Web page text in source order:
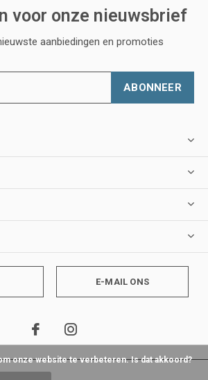
voor onze nieuwsbrief
aanbiedingen en promoties
ABONNEER
E-MAIL ONS
onze website te verbeteren. Is dat akkoord?